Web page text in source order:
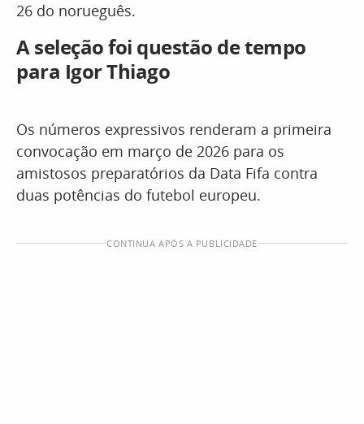
26 do norueguês.
A seleção foi questão de tempo
para Igor Thiago
Os números expressivos renderam a primeira
convocação em março de 2026 para os
amistosos preparatórios da Data Fifa contra
duas potências do futebol europeu.
CONTINUA APÓS A PUBLICIDADE